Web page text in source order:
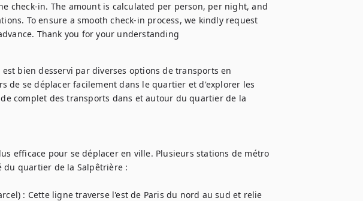
check-in. The amount is calculated per person, per night, and
To ensure a smooth check-in process, we kindly request
Thank you for your understanding
bien desservi par diverses options de transports en
de se déplacer facilement dans le quartier et d'explorer les
complet des transports dans et autour du quartier de la
efficace pour se déplacer en ville. Plusieurs stations de métro
quartier de la Salpêtrière :
: Cette ligne traverse l'est de Paris du nord au sud et relie